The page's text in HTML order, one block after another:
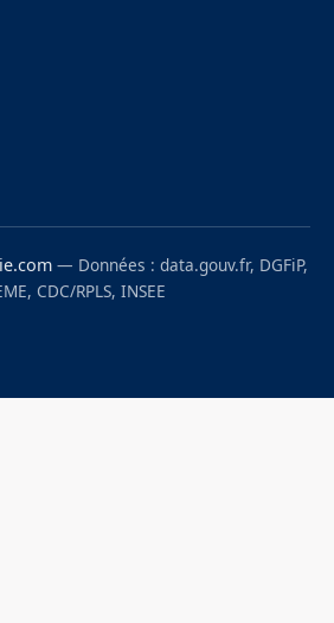
— Données : data.gouv.fr, DGFiP,
CDC/RPLS, INSEE